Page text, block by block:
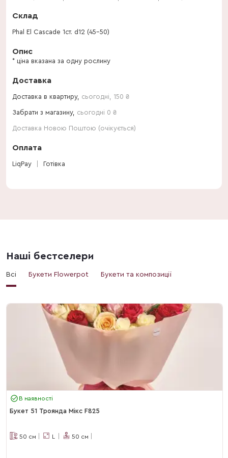
Склад
Phal El Cascade 1ст. d12 (45-50)
Опис
* ціна вказана за одну рослину
Доставка
Доставка в квартиру, сьогодні 150 ₴
Забрати з магазину, сьогодні 0 ₴
Доставка Новою Поштою (очікується)
Оплата
LiqPay Готівка
Наші бестселери
Всі Букети Flowerpot Букети та композиції
В наявності
Букет 51 Троянда Мікс F825
50 см L 50 см